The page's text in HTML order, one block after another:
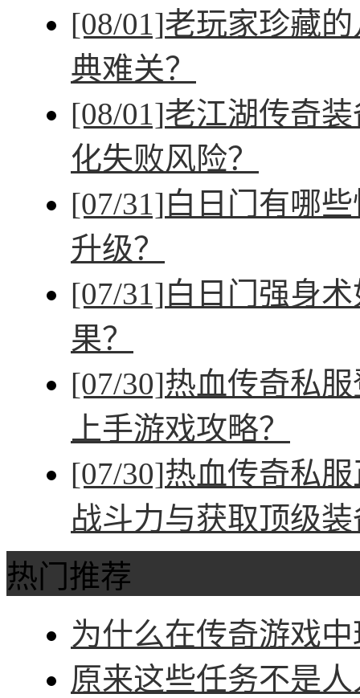
[08/01]老玩家珍藏
典难关？
[08/01]老江湖传奇
化失败风险？
[07/31]白日门有哪
升级？
[07/31]白日门强身
果？
[07/30]热血传奇私
上手游戏攻略？
[07/30]热血传奇私
战斗力与获取顶级
热门推荐
为什么在传奇游戏
原来这些任务不是